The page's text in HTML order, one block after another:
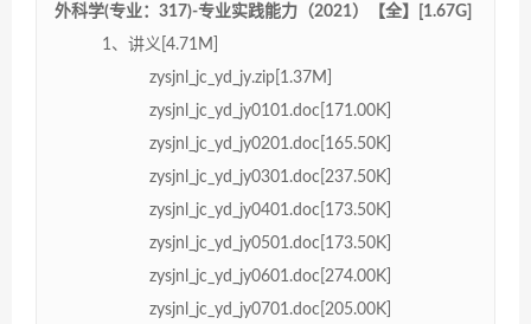
外科学(专业：317)-专业实践能力（2021）【全】[1.67G]
1、讲义[4.71M]
zysjnl_jc_yd_jy.zip[1.37M]
zysjnl_jc_yd_jy0101.doc[171.00K]
zysjnl_jc_yd_jy0201.doc[165.50K]
zysjnl_jc_yd_jy0301.doc[237.50K]
zysjnl_jc_yd_jy0401.doc[173.50K]
zysjnl_jc_yd_jy0501.doc[173.50K]
zysjnl_jc_yd_jy0601.doc[274.00K]
zysjnl_jc_yd_jy0701.doc[205.00K]